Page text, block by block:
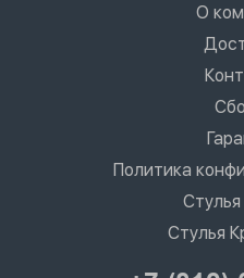
О
Политика
Стулья